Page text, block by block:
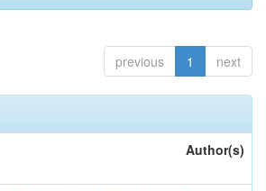
previous 1 next
Author(s)